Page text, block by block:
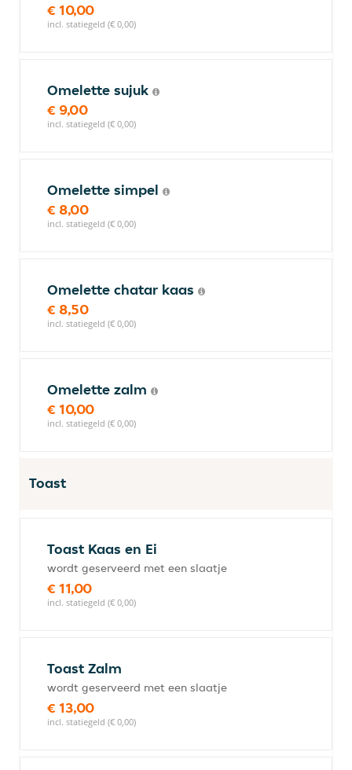
€ 10,00
incl. statiegeld (€ 0,00)
Omelette sujuk
€ 9,00
incl. statiegeld (€ 0,00)
Omelette simpel
€ 8,00
incl. statiegeld (€ 0,00)
Omelette chatar kaas
€ 8,50
incl. statiegeld (€ 0,00)
Omelette zalm
€ 10,00
incl. statiegeld (€ 0,00)
Toast
Toast Kaas en Ei
wordt geserveerd met een slaatje
€ 11,00
incl. statiegeld (€ 0,00)
Toast Zalm
wordt geserveerd met een slaatje
€ 13,00
incl. statiegeld (€ 0,00)